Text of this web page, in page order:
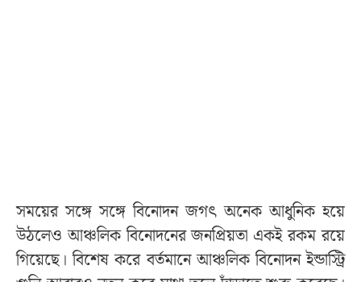
সময়ের সঙ্গে সঙ্গে বিনোদন জগৎ অনেক আধুনিক হয়ে
উঠলেও আঞ্চলিক বিনোদনের জনপ্রিয়তা একই রকম রয়ে
গিয়েছে। বিশেষ করে বর্তমানে আঞ্চলিক বিনোদন ইন্ডাস্ট্রি